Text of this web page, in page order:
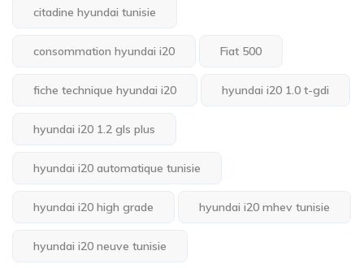
citadine hyundai tunisie
consommation hyundai i20 Fiat 500
fiche technique hyundai i20 hyundai i20 1.0 t-gdi
hyundai i20 1.2 gls plus
hyundai i20 automatique tunisie
hyundai i20 high grade hyundai i20 mhev tunisie
hyundai i20 neuve tunisie